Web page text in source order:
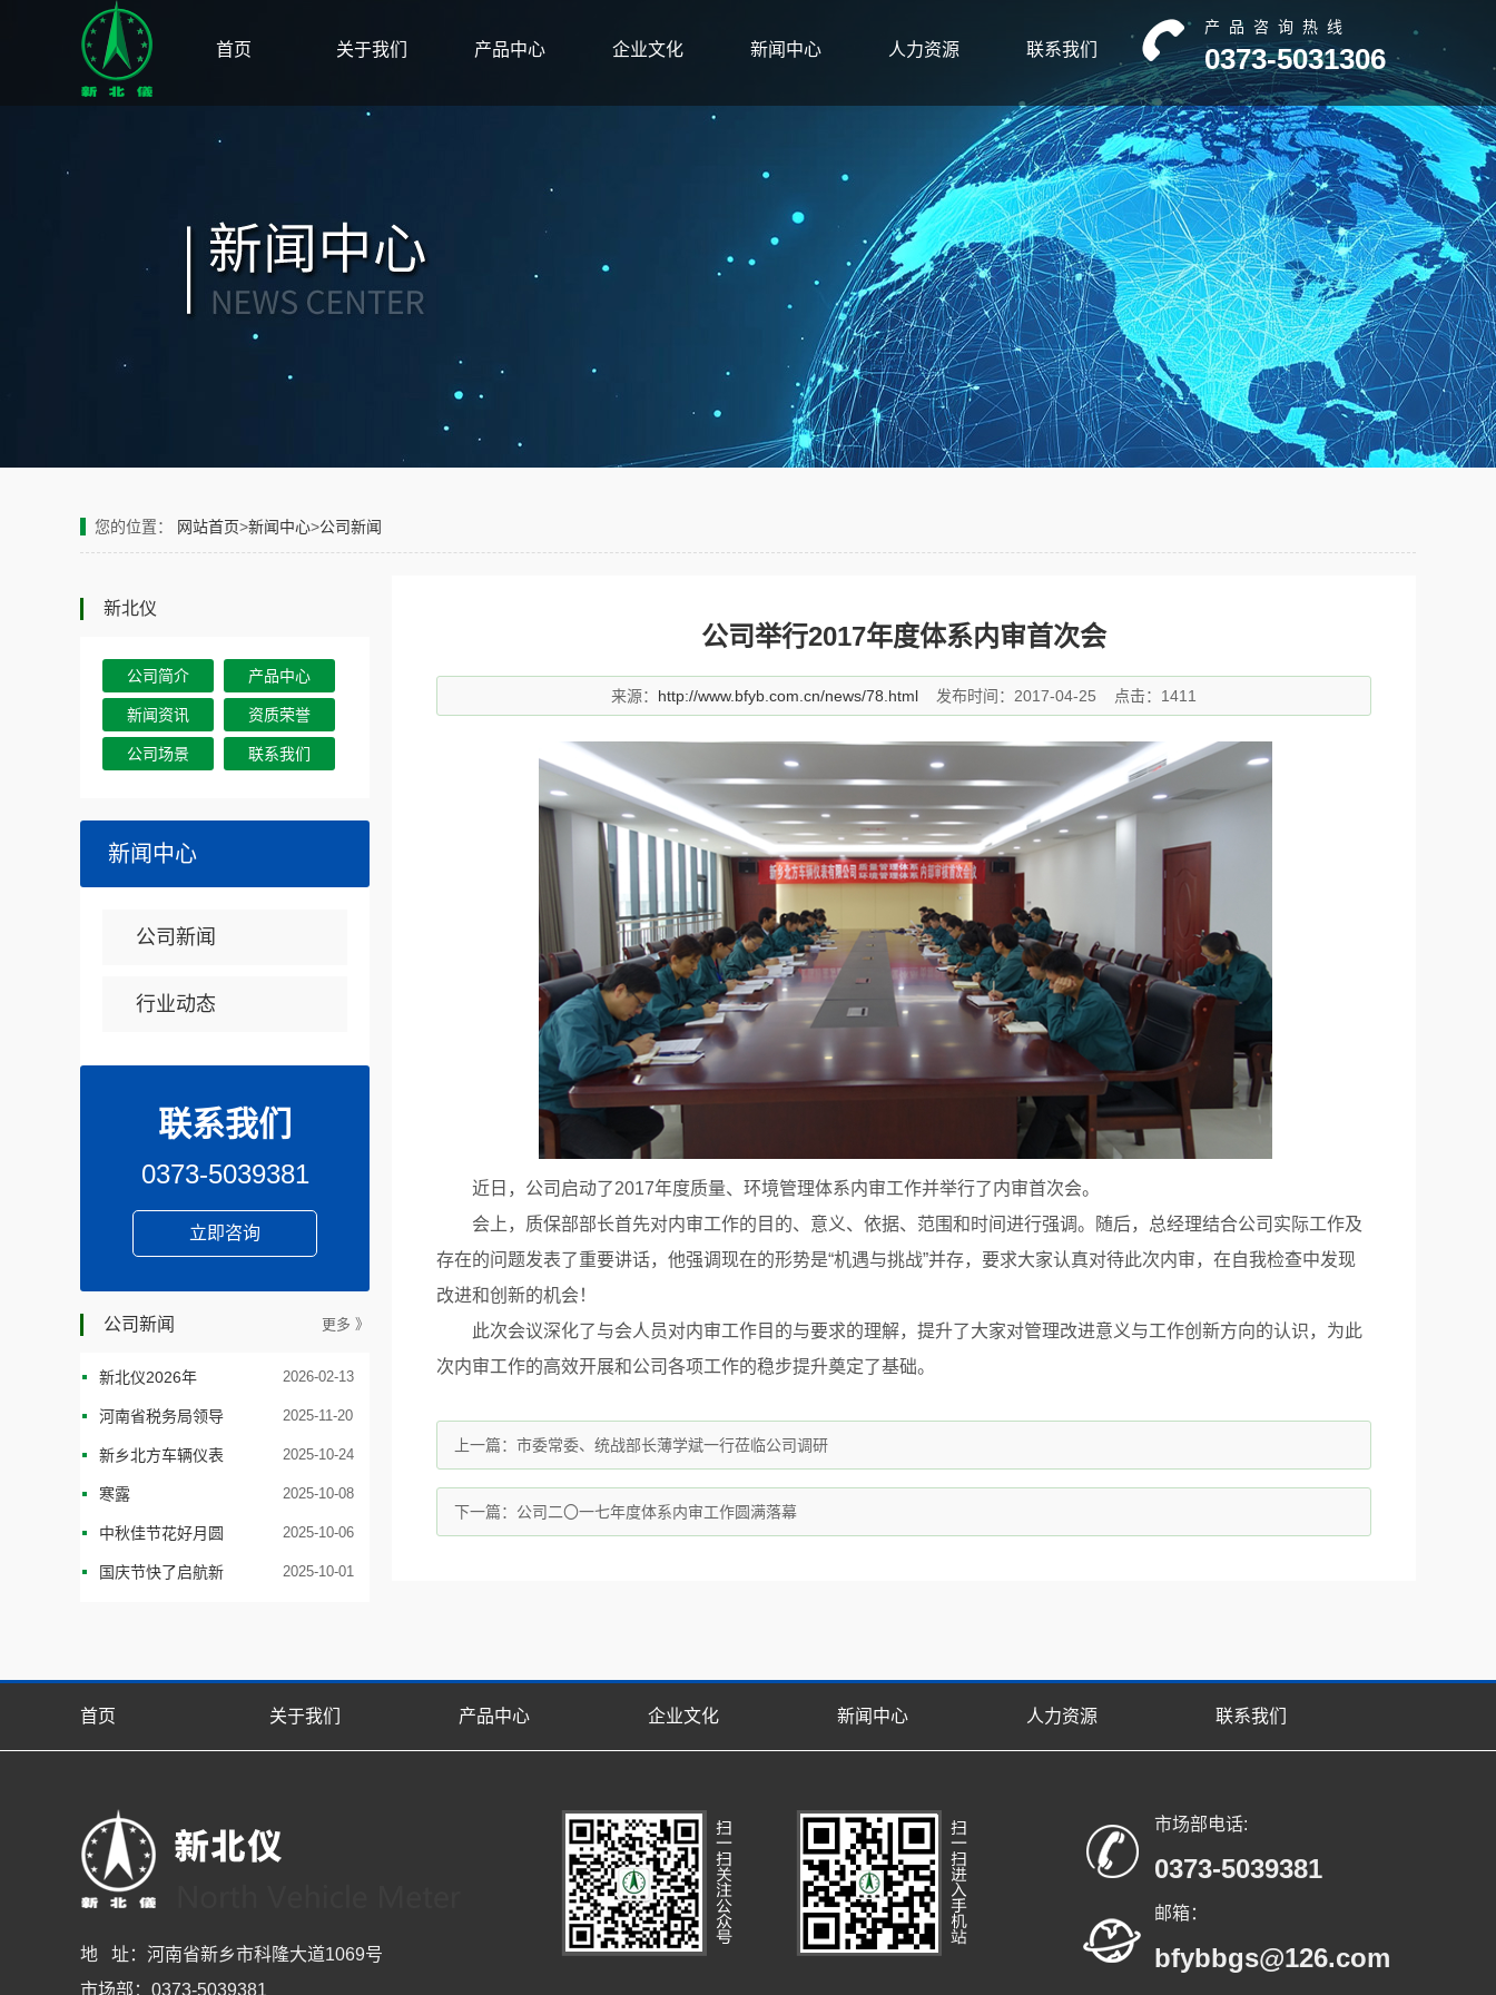
首页 关于我们 产品中心 企业文化 新闻中心 人力资源 联系我们
产品咨询热线
0373-5031306
您的位置： 网站首页>新闻中心>公司新闻
公司举行2017年度体系内审首次会
来源： http://www.bfyb.com.cn/news/78.html 发布时间：2017-04-25 点击：1411
近日，公司启动了2017年度质量、环境管理体系内审工作并举行了内审首次会。
会上，质保部部长首先对内审工作的目的、意义、依据、范围和时间进行强调。随后，总经理结合公司实际工作及
存在的问题发表了重要讲话，他强调现在的形势是“机遇与挑战”并存，要求大家认真对待此次内审，在自我检查中发现
改进和创新的机会！
此次会议深化了与会人员对内审工作目的与要求的理解，提升了大家对管理改进意义与工作创新方向的认识，为此
次内审工作的高效开展和公司各项工作的稳步提升奠定了基础。
上一篇： 市委常委、统战部长薄学斌一行莅临公司调研
下一篇： 公司二〇一七年度体系内审工作圆满落幕
新北仪
公司简介 产品中心
新闻资讯 资质荣誉
公司场景 联系我们
新闻中心
公司新闻
行业动态
联系我们
0373-5039381
立即咨询
公司新闻 更多 》
新北仪2026年 2026-02-13
河南省税务局领导 2025-11-20
新乡北方车辆仪表 2025-10-24
寒露 2025-10-08
中秋佳节花好月圆 2025-10-06
国庆节快了启航新 2025-10-01
首页 关于我们 产品中心 企业文化 新闻中心 人力资源 联系我们
地 址：河南省新乡市科隆大道1069号
市场部：0373-5039381
市场部电话:
0373-5039381
邮箱：
bfybbgs@126.com